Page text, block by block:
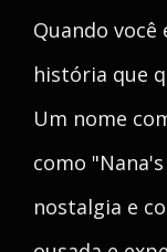
Quando você
história que
Um nome
como
nostalgia e